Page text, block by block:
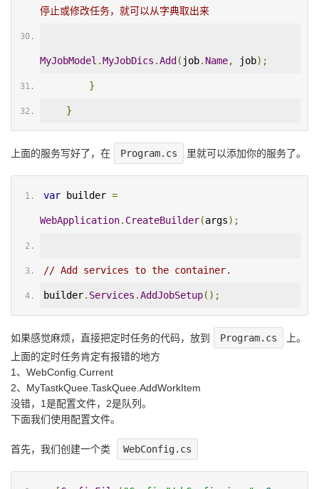
停止或修改任务，就可以从字典取出来
MyJobModel .MyJobDics .Add ( job. Name, job);
}
}
上面的服务写好了，在 Program.cs 里就可以添加你的服务了。
var builder =
WebApplication. CreateBuilder(args);
// Add services to the container.
builder. Services .AddJobSetup();
如果感觉麻烦，直接把定时任务的代码，放到 Program.cs
上。
上面的定时任务肯定有报错的地方
1、WebConfig.Current
2、MyTastkQuee.TaskQuee.AddWorkItem
没错，1是配置文件，2是队列。
下面我们使用配置文件。
首先，我们创建一个类 WebConfig.cs